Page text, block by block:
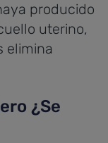
producido
uterino,
elimina
¿Se